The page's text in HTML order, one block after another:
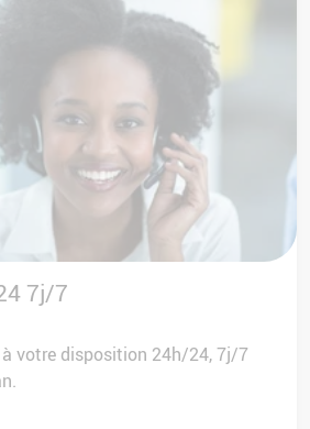
7j/7
votre disposition 24h/24, 7j/7